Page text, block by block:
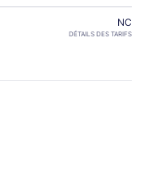
NC
DÉTAILS DES TARIFS